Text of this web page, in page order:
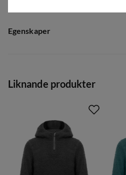
Egenskaper
Storlek:98/104
Liknande produkter